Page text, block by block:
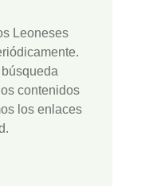
Leoneses
contenidos
los enlaces